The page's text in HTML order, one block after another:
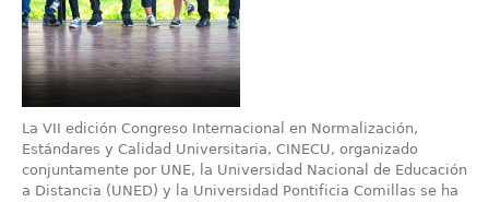
La VII edición Congreso Internacional en Normalización,
Estándares y Calidad Universitaria, CINECU, organizado
conjuntamente por UNE, la Universidad Nacional de Educación
a Distancia (UNED) y la Universidad Pontificia Comillas se ha